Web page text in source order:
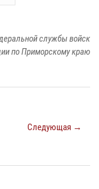
службы войск
по Приморскому краю
Следующая →